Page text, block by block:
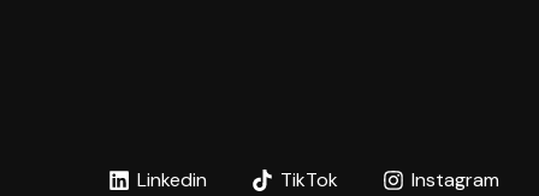
Linkedin TikTok Instagram